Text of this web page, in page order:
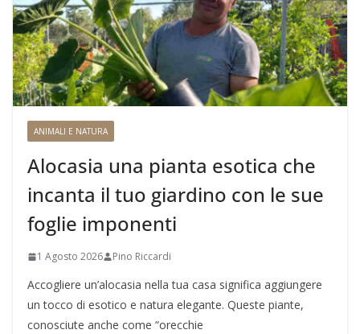
ANIMALI E NATURA
Alocasia una pianta esotica che
incanta il tuo giardino con le sue
foglie imponenti
1 Agosto 2026 Pino Riccardi
Accogliere un’alocasia nella tua casa significa aggiungere
un tocco di esotico e natura elegante. Queste piante,
conosciute anche come “orecchie